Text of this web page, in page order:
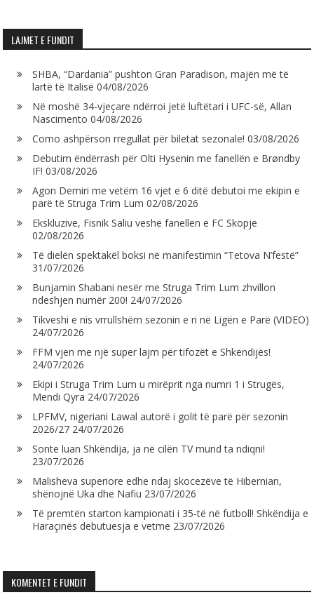
LAJMET E FUNDIT
SHBA, “Dardania” pushton Gran Paradison, majën më të
lartë të Italisë 04/08/2026
Në moshë 34-vjeçare ndërroi jetë luftëtari i UFC-së, Allan
Nascimento 04/08/2026
Como ashpërson rregullat për biletat sezonale! 03/08/2026
Debutim ëndërrash për Olti Hysenin me fanellën e Brøndby
IF! 03/08/2026
Agon Demiri me vetëm 16 vjet e 6 ditë debutoi me ekipin e
parë të Struga Trim Lum 02/08/2026
Ekskluzive, Fisnik Saliu veshë fanellën e FC Skopje
02/08/2026
Të dielën spektakël boksi në manifestimin “Tetova N’festë”
31/07/2026
Bunjamin Shabani nesër me Struga Trim Lum zhvillon
ndeshjen numër 200! 24/07/2026
Tikveshi e nis vrrullshëm sezonin e ri në Ligën e Parë (VIDEO)
24/07/2026
FFM vjen me një super lajm për tifozët e Shkëndijës!
24/07/2026
Ekipi i Struga Trim Lum u mirëprit nga numri 1 i Strugës,
Mendi Qyra 24/07/2026
LPFMV, nigeriani Lawal autorë i golit të parë për sezonin
2026/27 24/07/2026
Sonte luan Shkëndija, ja në cilën TV mund ta ndiqni!
23/07/2026
Malisheva superiore edhe ndaj skocezëve të Hibernian,
shënojnë Uka dhe Nafiu 23/07/2026
Të premtën starton kampionati i 35-të në futboll! Shkëndija e
Haraçinës debutuesja e vetme 23/07/2026
KOMENTET E FUNDIT